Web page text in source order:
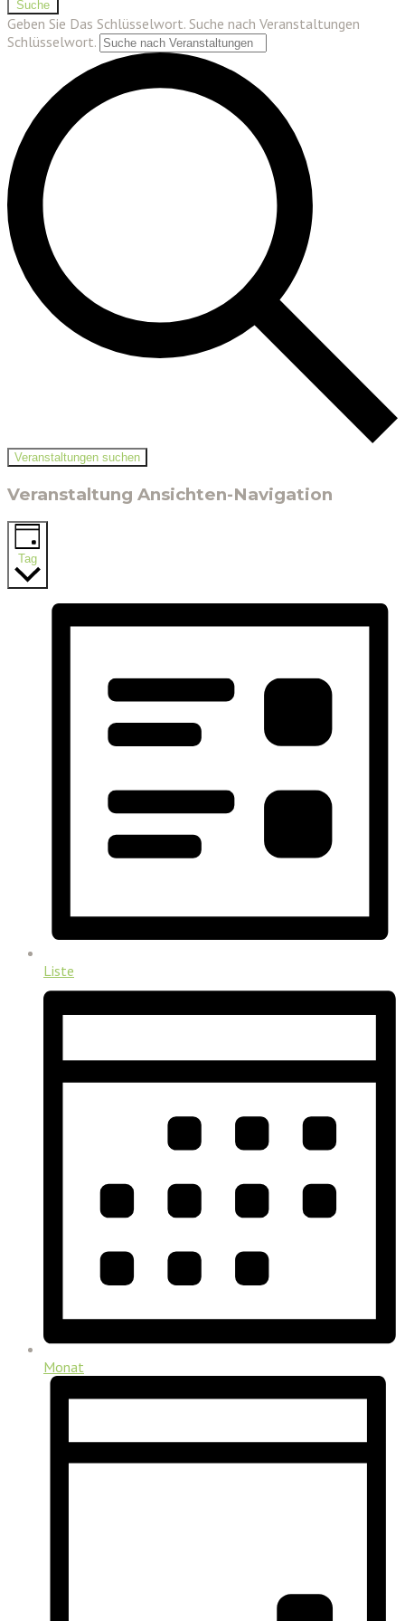
Suche
Geben Sie Das Schlüsselwort. Suche nach Veranstaltungen
Schlüsselwort.
Veranstaltungen suchen
Veranstaltung Ansichten-Navigation
Tag
Liste
Monat